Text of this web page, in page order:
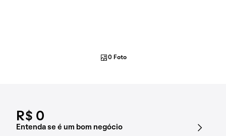
R$ 0
Entenda se é um bom negócio
0 Foto